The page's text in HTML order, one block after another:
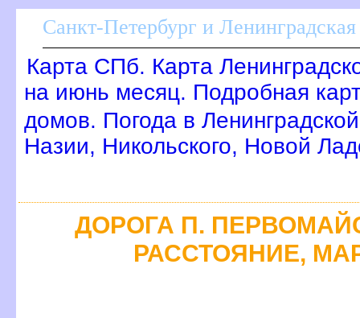
Санкт-Петербург и Ленинградская
Карта СПб. Карта
на июнь месяц. Подробная
домов. Погода в
Назии, Никольского, Новой
ДОРОГА П.
РАССТОЯНИЕ,